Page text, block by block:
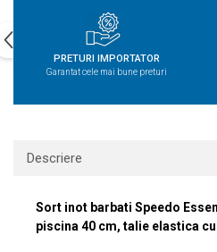
PRETURI IMPORTATOR
Garantat cele mai bune preturi
Descriere
Sort inot barbati Speedo
piscina 40 cm, talie elastica